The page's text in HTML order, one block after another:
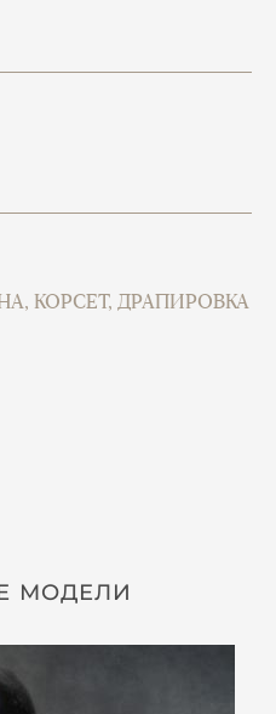
КОРСЕТ, ДРАПИРОВКА
МОДЕЛИ